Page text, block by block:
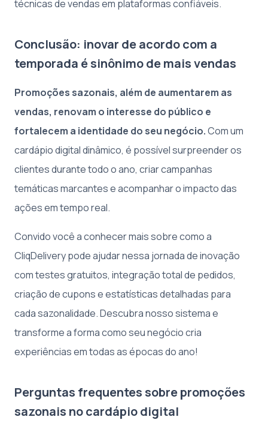
técnicas de vendas em plataformas confiáveis.
Conclusão: inovar de acordo com a
temporada é sinônimo de mais vendas
Promoções sazonais, além de aumentarem as
vendas, renovam o interesse do público e
fortalecem a identidade do seu negócio.Com um
cardápio digital dinâmico, é possível surpreender os
clientes durante todo o ano, criar campanhas
temáticas marcantes e acompanhar o impacto das
ações em tempo real.
Convido você a conhecer mais sobre como a
CliqDeliverypode ajudar nessa jornada de inovação
com testes gratuitos, integração total de pedidos,
criação de cupons e estatísticas detalhadas para
cada sazonalidade. Descubra nosso sistema e
transforme a forma como seu negócio cria
experiências em todas as épocas do ano!
Perguntas frequentes sobre promoções
sazonais no cardápio digital